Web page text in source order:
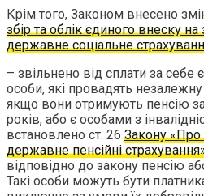
Крім того, Законом внесено
збір та облік єдиного внеску
державне соціальне
– звільнено від сплати за
особи, які провадять незалежну
якщо вони отримують пенсію
років, або є особами з
встановлено ст. 26 Закону «Про
державне пенсійні
відповідно до закону пенсію
Такі особи можуть бути